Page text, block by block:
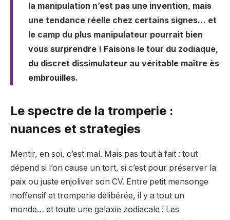
la manipulation n’est pas une invention, mais
une tendance réelle chez certains signes… et
le camp du plus manipulateur pourrait bien
vous surprendre ! Faisons le tour du zodiaque,
du discret dissimulateur au véritable maître ès
embrouilles.
Le spectre de la tromperie :
nuances et strategies
Mentir, en soi, c’est mal. Mais pas tout à fait : tout
dépend si l’on cause un tort, si c’est pour préserver la
paix ou juste enjoliver son CV. Entre petit mensonge
inoffensif et tromperie délibérée, il y a tout un
monde… et toute une galaxie zodiacale ! Les